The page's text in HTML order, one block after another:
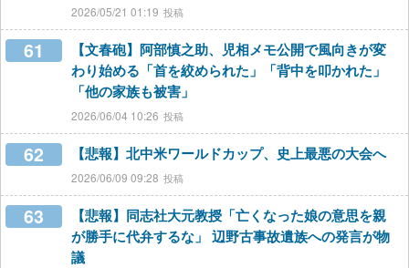
2026/05/21 01:19
61
【文春砲】阿部慎之助、児相メモ公開で風向きが変
わり始める「首を絞められた」「背中を叩かれた」
「他の家族も被害」
2026/06/04 10:26
62 【悲報】北中米ワールドカップ、史上最悪の大会へ
2026/06/09 09:28
63
【悲報】同志社大元教授「亡くなった娘の意思を親
が勝手に代弁するな」 辺野古事故遺族への発言が物
議